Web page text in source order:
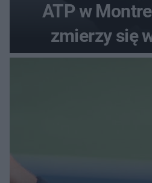
ATP w
zmierzy się